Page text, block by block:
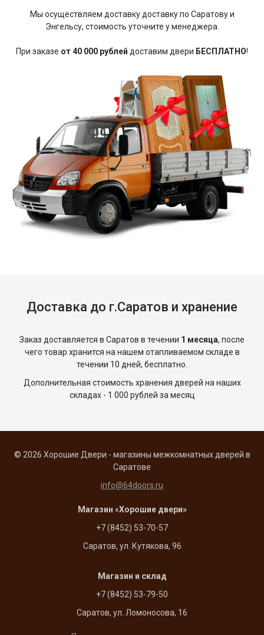
Мы осуществляем доставку доставку по Саратову и
Энгельсу, стоимость уточните у менеджера.
При заказе от 40 000 рублей доставим двери БЕСПЛАТНО!
Доставка до г.Саратов и хранение
Заказ доставляется в Саратов в течении 1 месяца, после
чего товар хранится на нашем отапливаемом складе в
течении 10 дней, бесплатно.
Дополнительная стоимость хранения дверей на наших
складах - 1 000 рублей за месяц
© 2026 Хорошие Двери - магазины межкомнатных дверей в
Саратове
info@64doors.ru
Магазин «Хорошие двери»
+7 (8452) 53-70-57
Саратов, ул. Кутякова, 96
Магазин и склад
+7 (8452) 53-79-50
Саратов, ул. Ломоносова, 16